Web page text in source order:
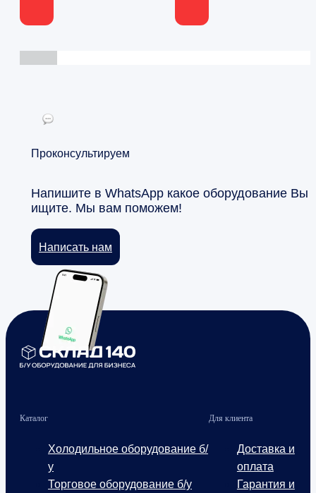
Проконсультируем
Напишите в WhatsApp какое оборудование Вы
ищите. Мы вам поможем!
Написать нам
Каталог
Холодильное оборудование б/
у
Торговое оборудование б/у
Для клиента
Доставка и
оплата
Гарантия и